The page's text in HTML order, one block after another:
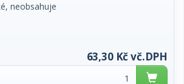
neobsahuje
zasychání 15 minut. Vhodné
pro
g s roztěrkou. Cena za kus.
63,30 Kč vč.DPH